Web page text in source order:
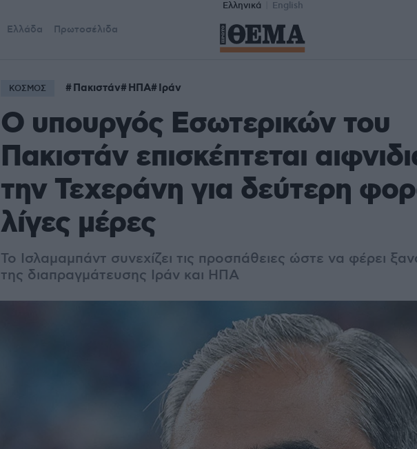
Ελληνικά English
Ελλάδα Πρωτοσέλιδα
ΚΟΣΜΟΣ Πακιστάν ΗΠΑ Ιράν
Ο υπουργός Εσωτερικών του
Πακιστάν επισκέπτεται
την Τεχεράνη για δεύτερη
λίγες μέρες
Το Ισλαμαμπάντ συνεχίζει τις προσπάθειες ώστε να φέρει
της διαπραγμάτευσης Ιράν και ΗΠΑ